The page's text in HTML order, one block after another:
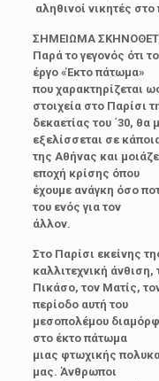
αληθινοί νικητές
ΣΗΜΕΙΩΜΑ
Παρά το γεγονός ότι
έργο «Έκτο πάτωμα»
που χαρακτηρίζεται
στοιχεία στο Παρίσι
δεκαετίας του ΄30,
εξελίσσεται σε
της Αθήνας και
εποχή κρίσης όπου
έχουμε ανάγκη όσο
του ενός για τον
άλλον.
Στο Παρίσι εκείνης
καλλιτεχνική άνθιση,
Πικάσο, τον Ματίς,
περίοδο αυτή του
μεσοπολέμου
στο έκτο πάτωμα
μιας φτωχικής
μας. Άνθρωποι